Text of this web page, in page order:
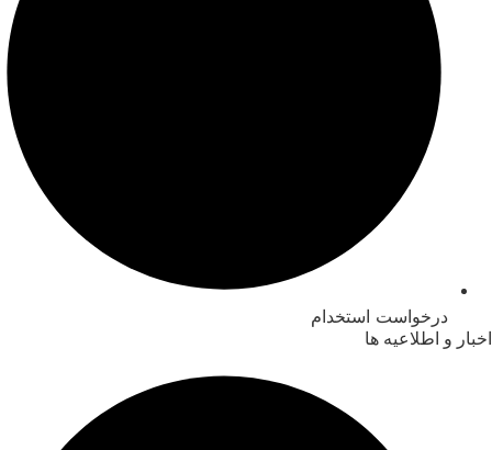
درخواست استخدام
اخبار و اطلاعیه ها